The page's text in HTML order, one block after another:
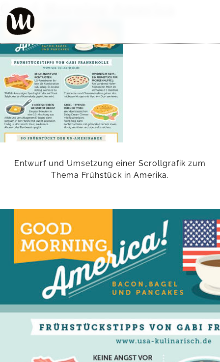
Good Morning America
Entwurf und Umsetzung einer Scrollgrafik zum
Thema Frühstück in Amerika.